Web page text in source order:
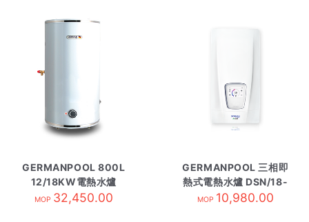
GERMANPOOL 800L
12/18KW電熱水爐
GPU-200 圓型
MOP 32,450.00
GERMANPOOL 三相即
熱式電熱水爐 DSN/18-
27KW
MOP 10,980.00